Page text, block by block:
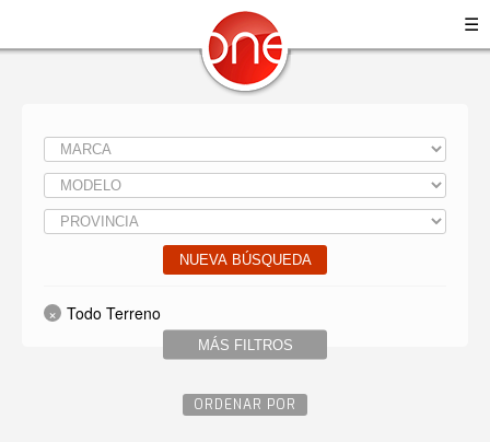
☰
NUEVA BÚSQUEDA
MÁS FILTROS
Todo Terreno
ORDENAR POR